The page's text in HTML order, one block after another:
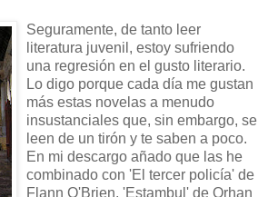
Seguramente, de tanto leer
literatura juvenil, estoy sufriendo
una regresión en el gusto literario.
Lo digo porque cada día me gustan
más estas novelas a menudo
insustanciales que, sin embargo, se
leen de un tirón y te saben a poco.
En mi descargo añado que las he
combinado con 'El tercer policía' de
Flann O'Brien, 'Estambul' de Orhan